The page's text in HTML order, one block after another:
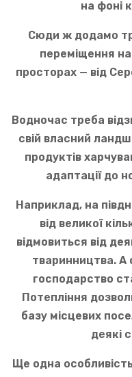
на фоні
Сюди ж додамо
переміщення
просторах — від
Водночас треба
свій власний
продуктів
адаптації до
Наприклад, на
від великої
відмовиться від
тваринництва. А
господарство
Потепління
базу місцевих
деякі
Ще одна